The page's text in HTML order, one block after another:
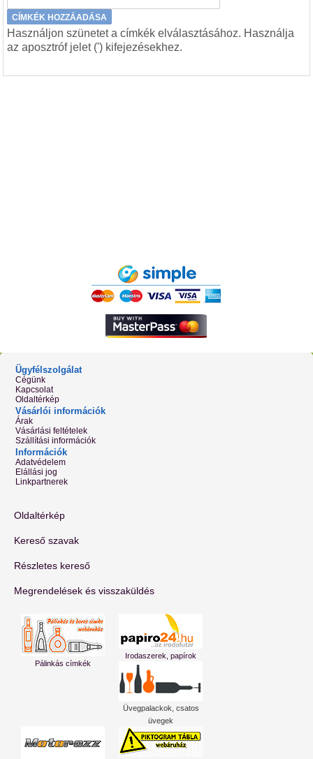
CÍMKÉK HOZZÁADÁSA
Használjon szünetet a címkék elválasztásához. Használja
az aposztróf jelet (') kifejezésekhez.
Ügyfélszolgálat
Cégünk
Kapcsolat
Oldaltérkép
Vásárlói információk
Árak
Vásárlási feltételek
Szállítási információk
Információk
Adatvédelem
Elállási jog
Linkpartnerek
Oldaltérkép
Kereső szavak
Részletes kereső
Megrendelések és visszaküldés
Pálinkás címkék
Irodaszerek, papírok
Üvegpalackok, csatos
üvegek